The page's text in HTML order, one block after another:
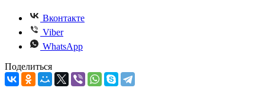
Вконтакте
Viber
WhatsApp
Поделиться